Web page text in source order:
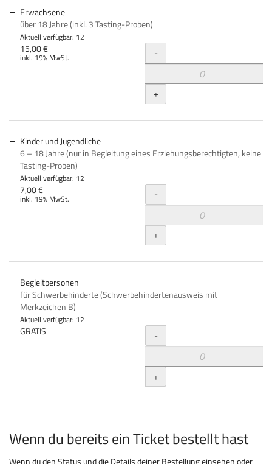
Erwachsene
über 18 Jahre (inkl. 3 Tasting-Proben)
Aktuell verfügbar: 12
15,00 €
inkl. 19% MwSt. Menge
-
+
Kinder und Jugendliche
6 – 18 Jahre (nur in Begleitung eines Erziehungsberechtigten, keine
Tasting-Proben)
Aktuell verfügbar: 12
7,00 €
inkl. 19% MwSt. Menge
-
+
Begleitpersonen
für Schwerbehinderte (Schwerbehindertenausweis mit
Merkzeichen B)
Aktuell verfügbar: 12
GRATIS Menge
-
+
Wenn du bereits ein Ticket bestellt hast